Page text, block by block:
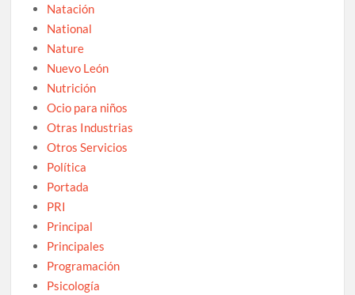
Natación
National
Nature
Nuevo León
Nutrición
Ocio para niños
Otras Industrias
Otros Servicios
Política
Portada
PRI
Principal
Principales
Programación
Psicología